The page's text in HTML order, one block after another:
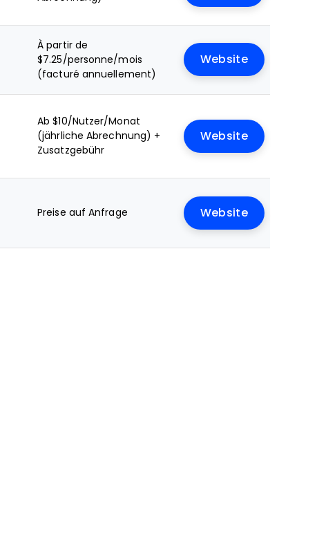
À partir de
$7.25/personne/mois
(facturé annuellement)
Website
Ab $10/Nutzer/Monat
(jährliche Abrechnung) +
Zusatzgebühr
Website
Preise auf Anfrage Website